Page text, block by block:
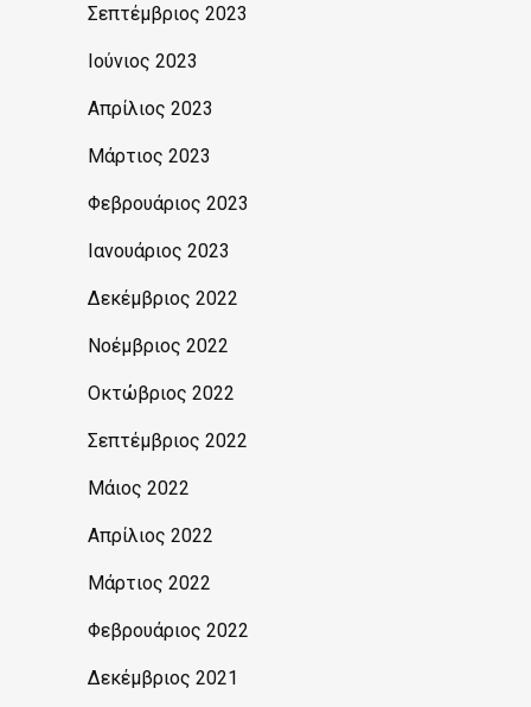
Σεπτέμβριος 2023
Ιούνιος 2023
Απρίλιος 2023
Μάρτιος 2023
Φεβρουάριος 2023
Ιανουάριος 2023
Δεκέμβριος 2022
Νοέμβριος 2022
Οκτώβριος 2022
Σεπτέμβριος 2022
Μάιος 2022
Απρίλιος 2022
Μάρτιος 2022
Φεβρουάριος 2022
Δεκέμβριος 2021